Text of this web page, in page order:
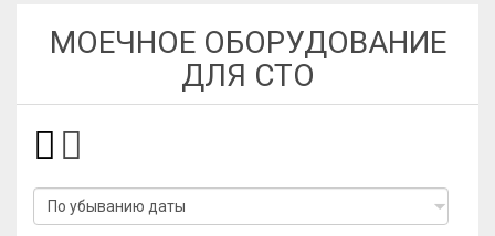
МОЕЧНОЕ ОБОРУДОВАНИЕ
ДЛЯ СТО